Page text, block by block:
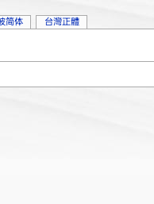
简体 台灣正體